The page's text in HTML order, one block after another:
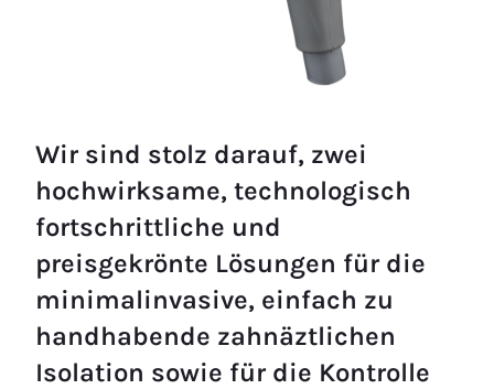
Wir sind stolz darauf, zwei
hochwirksame, technologisch
fortschrittliche und
preisgekrönte Lösungen für die
minimalinvasive, einfach zu
handhabende zahnäztlichen
Isolation sowie für die Kontrolle